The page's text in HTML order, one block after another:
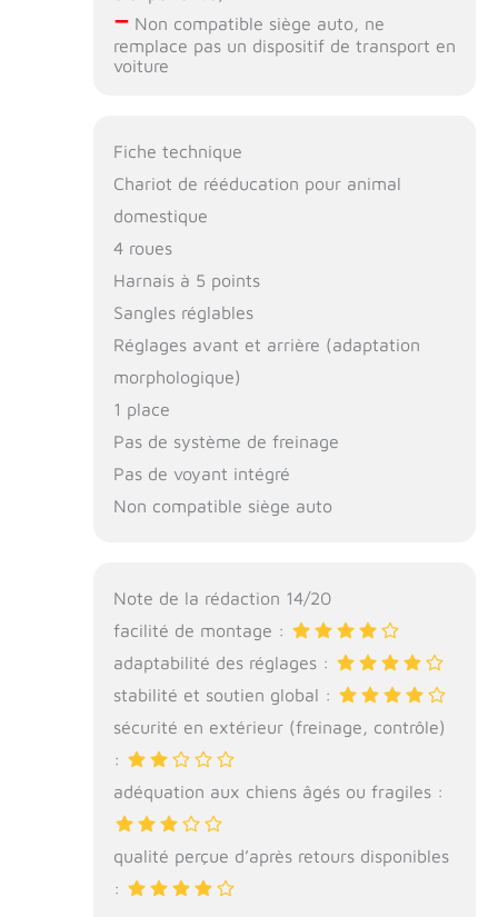
–Non compatible siège auto, ne
remplace pas un dispositif de transport en
voiture
Fiche technique
Chariot de rééducation pour animal
domestique
4 roues
Harnais à 5 points
Sangles réglables
Réglages avant et arrière (adaptation
morphologique)
1 place
Pas de système de freinage
Pas de voyant intégré
Non compatible siège auto
Note de la rédaction 14/20
facilité de montage :
adaptabilité des réglages :
stabilité et soutien global :
sécurité en extérieur (freinage, contrôle)
:
adéquation aux chiens âgés ou fragiles :
qualité perçue d’après retours disponibles
: